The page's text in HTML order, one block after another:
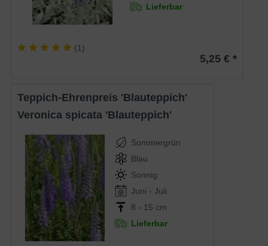
Lieferbar
(1)
5,25 € *
Teppich-Ehrenpreis 'Blauteppich'
Veronica spicata 'Blauteppich'
Sommergrün
Blau
Sonnig
Juni - Juli
8 - 15 cm
Lieferbar